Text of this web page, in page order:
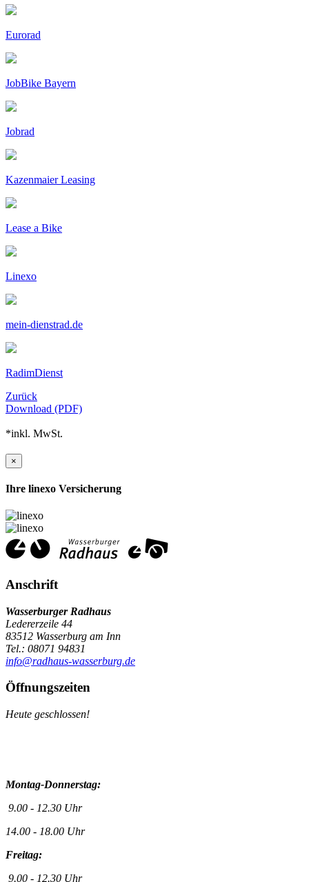
Eurorad
JobBike Bayern
Jobrad
Kazenmaier Leasing
Lease a Bike
Linexo
mein-dienstrad.de
RadimDienst
Zurück
Download (PDF)
*inkl. MwSt.
×
Ihre linexo Versicherung
Anschrift
Wasserburger Radhaus
Ledererzeile 44
83512 Wasserburg am Inn
Tel.: 08071 94831
info@radhaus-wasserburg.de
Öffnungszeiten
Heute geschlossen!
Montag-Donnerstag:
9.00 - 12.30 Uhr
14.00 - 18.00 Uhr
Freitag:
9.00 - 12.30 Uhr